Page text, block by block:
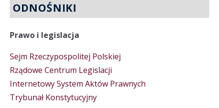
ODNOŚNIKI
Prawo i legislacja
Sejm Rzeczypospolitej Polskiej
Rządowe Centrum Legislacji
Internetowy System Aktów Prawnych
Trybunał Konstytucyjny